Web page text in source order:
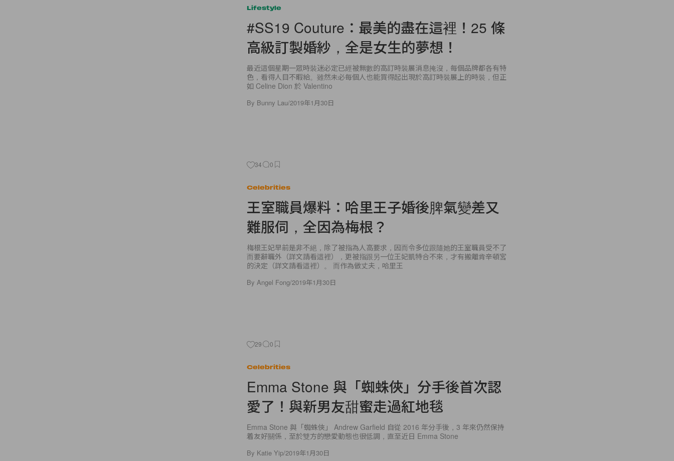
#SS19 Couture：最美的盡在這裡！25 條
高級訂製婚紗，全是女生的夢想！
最近這個星期一眾時裝迷必定已經被無數的高訂時裝展消息掩沒，每個品牌都各有特
如 Celine Dion 於 Valentino
ByBunny Lau/2019年1月30日
王室職員爆料：哈里王子婚後脾氣變差又
難服伺，全因為梅根？
梅根王妃早前是非不絕，除了被指為人高要求，因而令多位跟隨她的王室職員受不了
的決定（詳文請看這裡）。 而作為做丈夫，哈里王
ByAngel Fong/2019年1月30日
愛了！與新男友甜蜜走過紅地毯
Emma Stone 與「蜘蛛俠」 Andrew Garfield 自從 2016 年分手後，3 年來仍然保持
着友好關係，至於雙方的戀愛動態也很低調，直至近日 Emma Stone
By Katie Yip 2019年1月30日